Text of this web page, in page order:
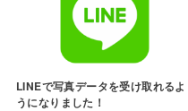
LINEで写真データを受け取れるよ
うになりました！